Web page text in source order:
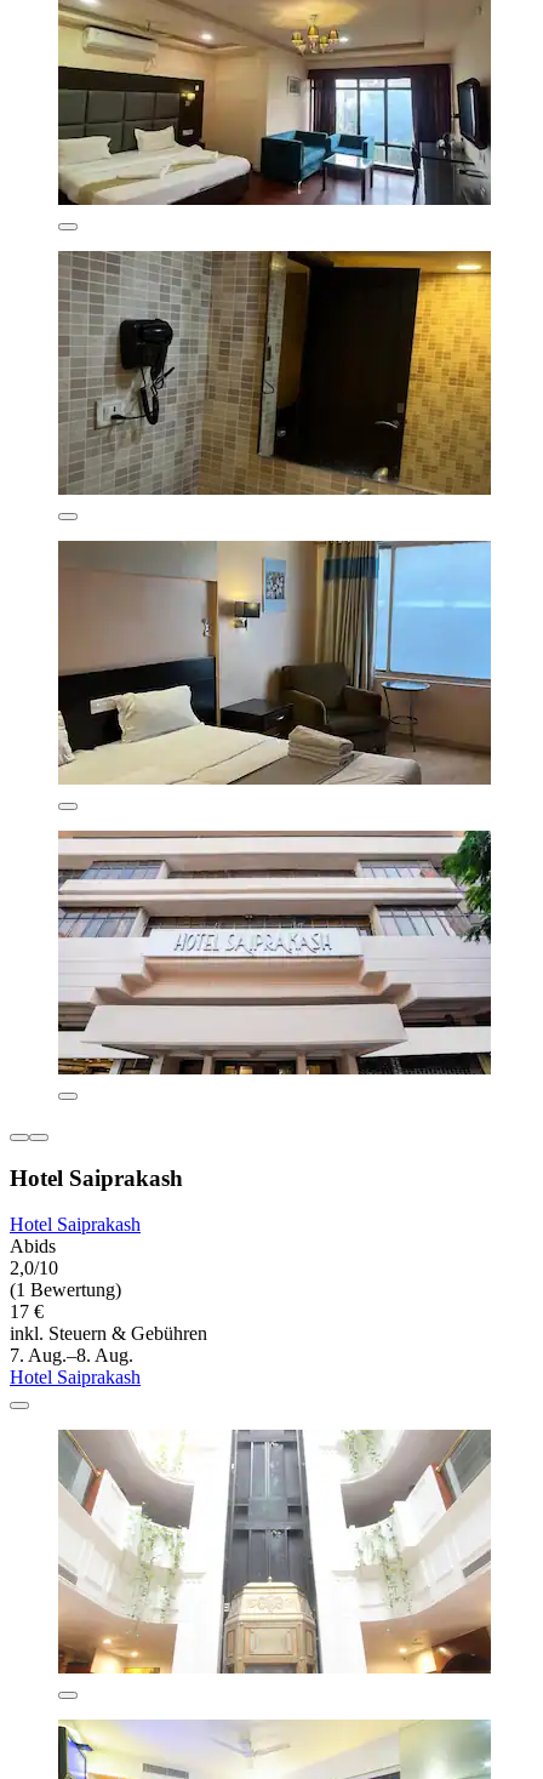
Hotel Saiprakash
Hotel Saiprakash
Abids
2,0/10
(1 Bewertung)
17 €
inkl. Steuern & Gebühren
7. Aug.–8. Aug.
Hotel Saiprakash